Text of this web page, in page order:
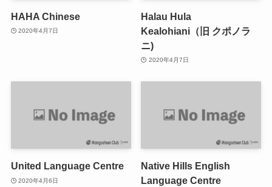
HAHA Chinese
2020年4月7日
Halau Hula
Kealohiani（旧 クポノラ
ニ)
2020年4月7日
United Language Centre
2020年4月6日
Native Hills English
Language Centre